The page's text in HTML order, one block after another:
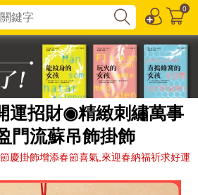
0
運招財◉精緻刺繡萬事
門流蘇吊飾掛飾
慶掛飾增添春節喜氣,來迎春納福祈求好運